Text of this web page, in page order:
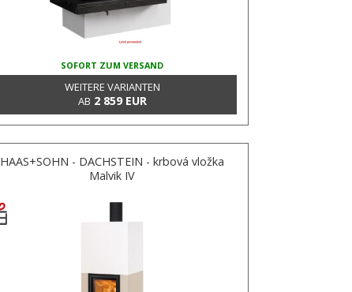
SOFORT ZUM VERSAND
WEITERE VARIANTEN
AB 2 859 EUR
HAAS+SOHN - DACHSTEIN - krbová vložka
Malvik IV